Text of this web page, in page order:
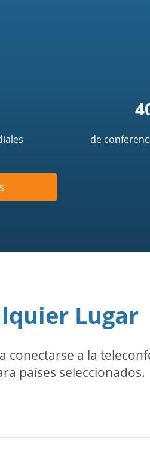
de
Lugar
a la
países seleccionados.